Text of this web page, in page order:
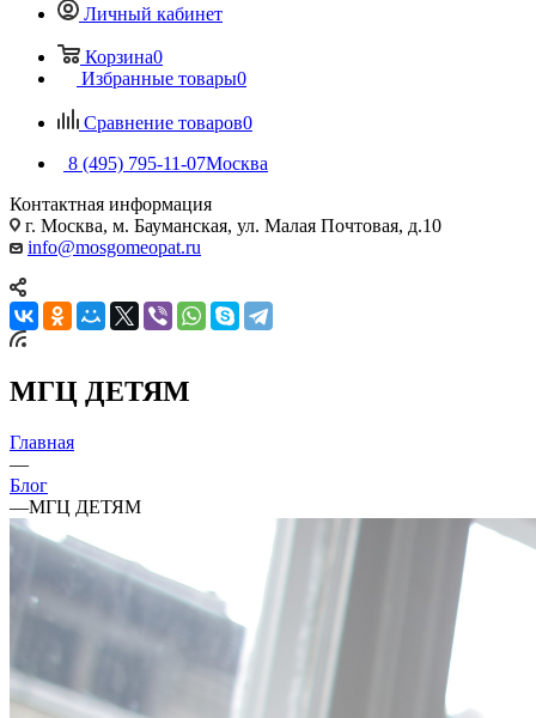
Личный кабинет
Корзина0
Избранные товары0
Сравнение товаров0
8 (495) 795-11-07Москва
Контактная информация
г. Москва, м. Бауманская, ул. Малая Почтовая, д.10
info@mosgomeopat.ru
МГЦ ДЕТЯМ
Главная
—
Блог
—МГЦ ДЕТЯМ